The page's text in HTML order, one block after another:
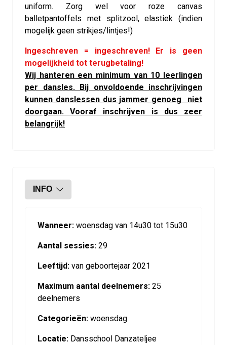
uniform. Zorg wel voor roze canvas
balletpantoffels met splitzool, elastiek (indien
mogelijk geen strikjes/lintjes!)
Ingeschreven = ingeschreven! Er is geen
mogelijkheid tot terugbetaling!
Wij hanteren een minimum van 10 leerlingen
per dansles. Bij onvoldoende inschrijvingen
kunnen danslessen dus jammer genoeg niet
doorgaan. Vooraf inschrijven is dus zeer
belangrijk!
INFO
Wanneer: woensdag van 14u30 tot 15u30
Aantal sessies: 29
Leeftijd: van geboortejaar 2021
Maximum aantal deelnemers: 25
deelnemers
Categorieën: woensdag
Locatie: Dansschool Danzateljee